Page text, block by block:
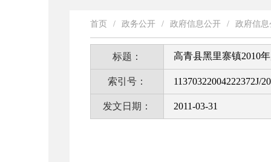
首页 / 政务公开 / 政府信息公开 / 政府信
标题： 高青县黑里寨镇2010
索引号： 11370322004222372J/
发文日期： 2011-03-31